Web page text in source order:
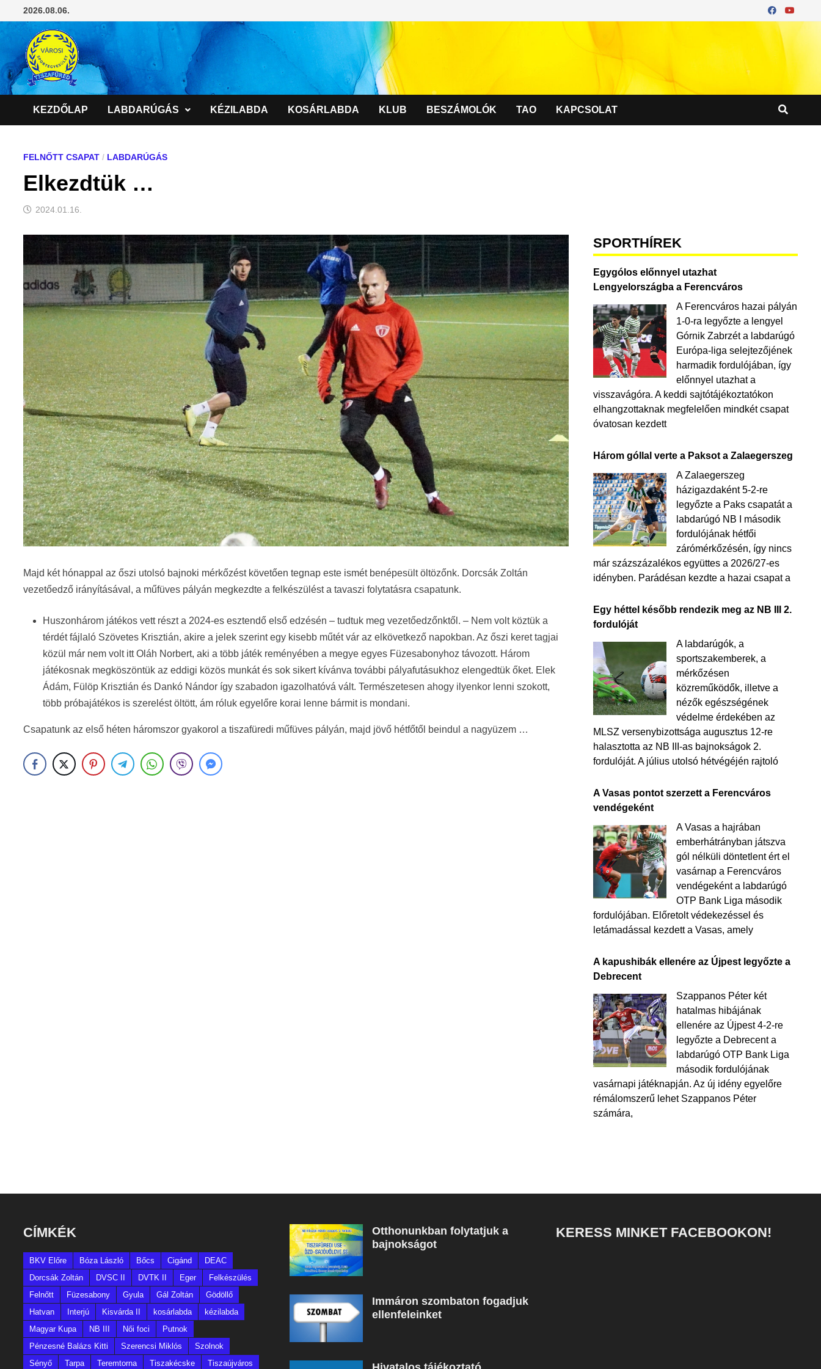
to
2026.08.06.
KEZDŐLAP LABDARÚGÁS KÉZILABDA KOSÁRLABDA KLUB BESZÁMOLÓK TAO KAPCSOLAT
FELNŐTT CSAPAT / LABDARÚGÁS
Elkezdtük …
2024.01.16.
Majd két hónappal az őszi utolsó bajnoki mérkőzést követően tegnap este ismét benépesült öltözőnk. Dorcsák Zoltán
vezetőedző irányításával, a műfüves pályán megkezdte a felkészülést a tavaszi folytatásra csapatunk.
Huszonhárom játékos vett részt a 2024-es esztendő első edzésén – tudtuk meg vezetőedzőnktől. – Nem volt köztük a
térdét fájlaló Szövetes Krisztián, akire a jelek szerint egy kisebb műtét vár az elkövetkező napokban. Az őszi keret tagjai
közül már nem volt itt Oláh Norbert, aki a több játék reményében a megye egyes Füzesabonyhoz távozott. Három
játékosnak megköszöntük az eddigi közös munkát és sok sikert kívánva további pályafutásukhoz elengedtük őket. Elek
Ádám, Fülöp Krisztián és Dankó Nándor így szabadon igazolhatóvá vált. Természetesen ahogy ilyenkor lenni szokott,
több próbajátékos is szerelést öltött, ám róluk egyelőre korai lenne bármit is mondani.
Csapatunk az első héten háromszor gyakorol a tiszafüredi műfüves pályán, majd jövő hétfőtől beindul a nagyüzem …
SPORTHÍREK
Egygólos előnnyel utazhat
Lengyelországba a Ferencváros
A Ferencváros hazai pályán
1-0-ra legyőzte a lengyel
Górnik Zabrzét a labdarúgó
Európa-liga selejtezőjének
harmadik fordulójában, így
előnnyel utazhat a
visszavágóra. A keddi sajtótájékoztatókon
elhangzottaknak megfelelően mindkét csapat
óvatosan kezdett
Három góllal verte a Paksot a Zalaegerszeg
A Zalaegerszeg
házigazdaként 5-2-re
legyőzte a Paks csapatát a
labdarúgó NB I második
fordulójának hétfői
zárómérkőzésén, így nincs
már százszázalékos együttes a 2026/27-es
idényben. Parádésan kezdte a hazai csapat a
Egy héttel később rendezik meg az NB III 2.
fordulóját
A labdarúgók, a
sportszakemberek, a
mérkőzésen
közreműködők, illetve a
nézők egészségének
védelme érdekében az
MLSZ versenybizottsága augusztus 12-re
halasztotta az NB III-as bajnokságok 2.
fordulóját. A július utolsó hétvégéjén rajtoló
A Vasas pontot szerzett a Ferencváros
vendégeként
A Vasas a hajrában
emberhátrányban játszva
gól nélküli döntetlent ért el
vasárnap a Ferencváros
vendégeként a labdarúgó
OTP Bank Liga második
fordulójában. Előretolt védekezéssel és
letámadással kezdett a Vasas, amely
A kapushibák ellenére az Újpest legyőzte a
Debrecent
Szappanos Péter két
hatalmas hibájának
ellenére az Újpest 4-2-re
legyőzte a Debrecent a
labdarúgó OTP Bank Liga
második fordulójának
vasárnapi játéknapján. Az új idény egyelőre
rémálomszerű lehet Szappanos Péter
számára,
CÍMKÉK
BKV Előre Bóza László Bőcs Cigánd
DEAC
Dorcsák Zoltán
DVSC II DVTK II Eger
Felkészülés
Felnőtt
Füzesabony Gyula Gál Zoltán
Gödöllő
Hatvan
Interjú Kisvárda II kosárlabda
kézilabda
Magyar Kupa
NB III Női foci
Putnok
Pénzesné Balázs Kitti
Szerencsi Miklós
Szolnok
Sényő
Tarpa Teremtorna Tiszakécske Tiszaújváros
Otthonunkban folytatjuk a
bajnokságot
Immáron szombaton fogadjuk
ellenfeleinket
KERESS MINKET FACEBOOKON!